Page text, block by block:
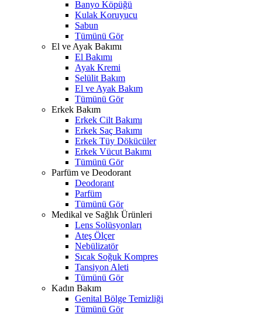
Banyo Köpüğü
Kulak Koruyucu
Sabun
Tümünü Gör
El ve Ayak Bakımı
El Bakımı
Ayak Kremi
Selülit Bakım
El ve Ayak Bakım
Tümünü Gör
Erkek Bakım
Erkek Cilt Bakımı
Erkek Saç Bakımı
Erkek Tüy Dökücüler
Erkek Vücut Bakımı
Tümünü Gör
Parfüm ve Deodorant
Deodorant
Parfüm
Tümünü Gör
Medikal ve Sağlık Ürünleri
Lens Solüsyonları
Ateş Ölçer
Nebülizatör
Sıcak Soğuk Kompres
Tansiyon Aleti
Tümünü Gör
Kadın Bakım
Genital Bölge Temizliği
Tümünü Gör